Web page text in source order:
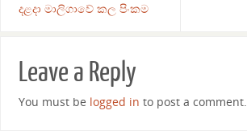
දළදා මාලිගාවේ කල පිංකම
Leave a Reply
You must be logged in to post a comment.